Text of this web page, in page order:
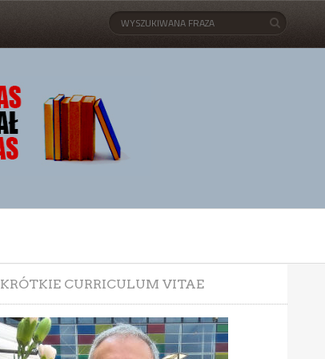
KRÓTKIE CURRICULUM VITAE